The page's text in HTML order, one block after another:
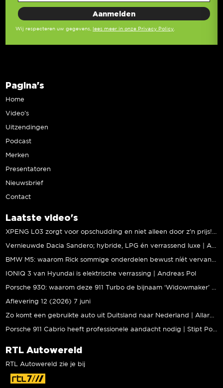
Wij respecteren uw gegevens, lees meer in onze Privacy Policy
Pagina's
Home
Video’s
Uitzendingen
Podcast
Merken
Presentatoren
Nieuwsbrief
Contact
Laatste video's
IONIQ 3 van Hyundai is elektrische verrassing | Andreas Pol
Aflevering 12 (2026) 7 juni
RTL Autowereld
RTL Autowereld zie je bij